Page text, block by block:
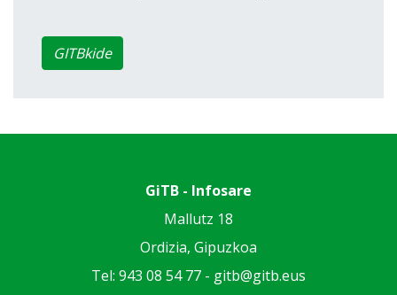
GITBkide
GiTB - Infosare
Mallutz 18
Ordizia, Gipuzkoa
Tel: 943 08 54 77 - gitb@gitb.eus